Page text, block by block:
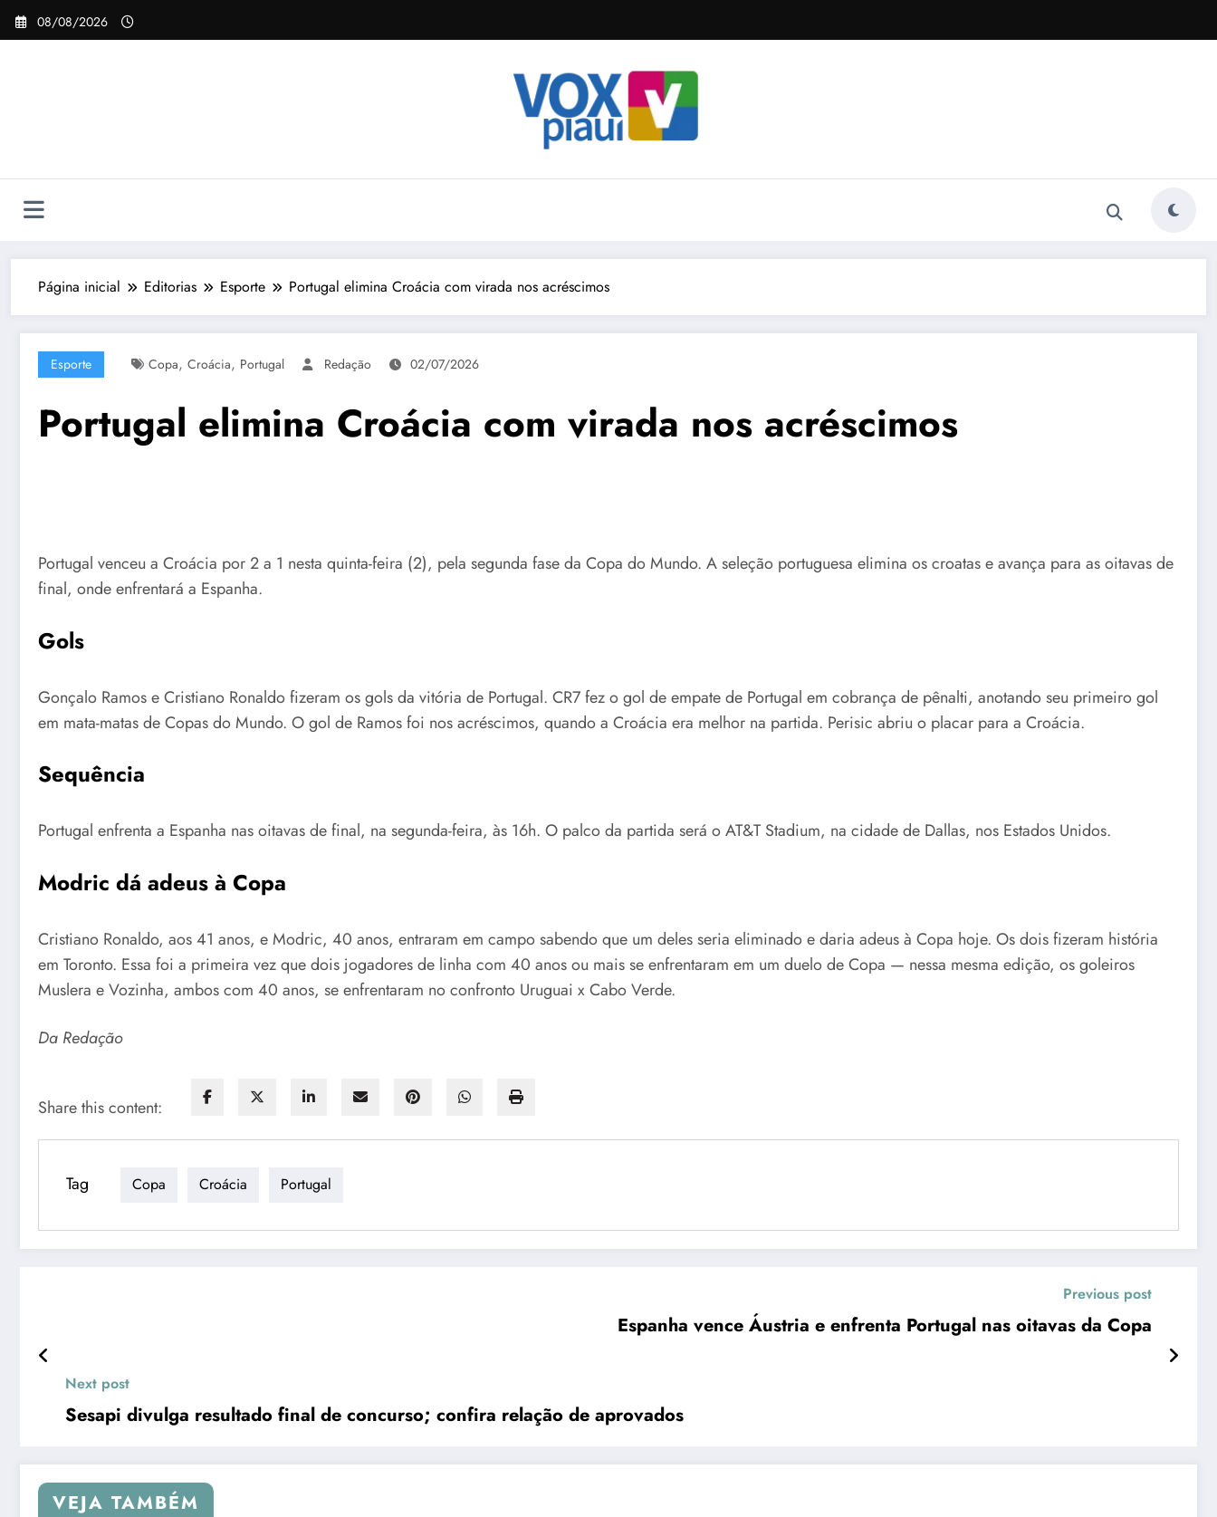
Pular
para
08/08/2026
Página inicial Editorias Esporte Portugal elimina Croácia com virada nos acréscimos
Esporte Copa, Croácia, Portugal Redação 02/07/2026
Portugal elimina Croácia com virada nos acréscimos
Portugal venceu a Croácia por 2 a 1 nesta quinta-feira (2), pela segunda fase da Copa do Mundo. A seleção portuguesa elimina os croatas e avança para as oitavas de
final, onde enfrentará a Espanha.
Gols
Gonçalo Ramos e Cristiano Ronaldo fizeram os gols da vitória de Portugal. CR7 fez o gol de empate de Portugal em cobrança de pênalti, anotando seu primeiro gol
em mata-matas de Copas do Mundo. O gol de Ramos foi nos acréscimos, quando a Croácia era melhor na partida. Perisic abriu o placar para a Croácia.
Sequência
Portugal enfrenta a Espanha nas oitavas de final, na segunda-feira, às 16h. O palco da partida será o AT&T Stadium, na cidade de Dallas, nos Estados Unidos.
Modric dá adeus à Copa
Cristiano Ronaldo, aos 41 anos, e Modric, 40 anos, entraram em campo sabendo que um deles seria eliminado e daria adeus à Copa hoje. Os dois fizeram história
em Toronto. Essa foi a primeira vez que dois jogadores de linha com 40 anos ou mais se enfrentaram em um duelo de Copa — nessa mesma edição, os goleiros
Muslera e Vozinha, ambos com 40 anos, se enfrentaram no confronto Uruguai x Cabo Verde.
Da Redação
Share this content:
Tag Copa Croácia Portugal
Previous post
Espanha vence Áustria e enfrenta Portugal nas oitavas da Copa
Next post
Sesapi divulga resultado final de concurso; confira relação de aprovados
VEJA TAMBÉM